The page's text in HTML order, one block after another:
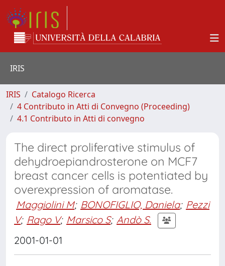
IRIS
IRIS
Catalogo Ricerca
4 Contributo in Atti di Convegno (Proceeding)
4.1 Contributo in Atti di convegno
The direct proliferative stimulus of
dehydroepiandrosterone on MCF7
breast cancer cells is potentiated by
overexpression of aromatase.
Maggiolini M; BONOFIGLIO, Daniela; Pezzi
V; Rago V; Marsico S; Andò S.
2001-01-01